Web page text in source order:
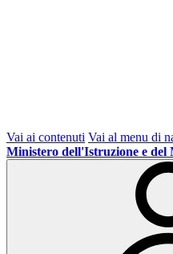
Vai ai contenuti Vai al menu di
Ministero dell'Istruzione e del